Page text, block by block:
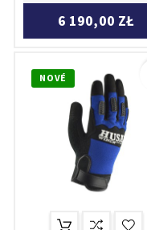
6 190,00 ZŁ
NOVÉ